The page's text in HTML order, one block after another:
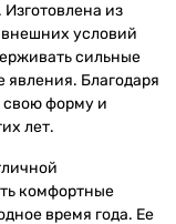
Изготовлена из
внешних условий
сильные
явления. Благодаря
свою форму и
лет.
комфортные
время года. Ее